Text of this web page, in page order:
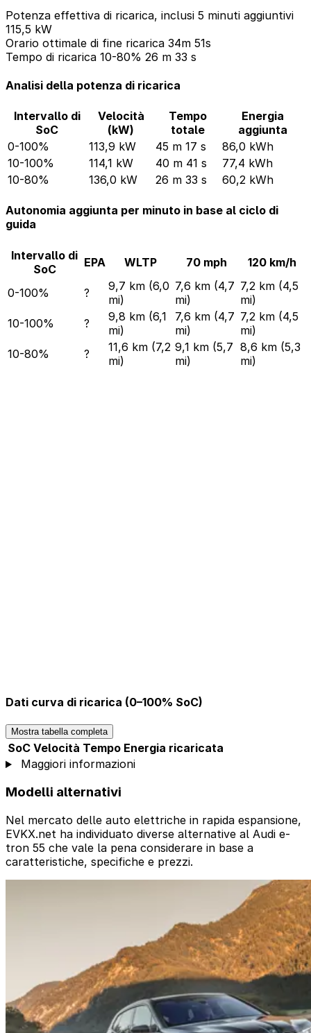
Potenza effettiva di ricarica, inclusi 5 minuti aggiuntivi
115,5 kW
Orario ottimale di fine ricarica 34m 51s
Tempo di ricarica 10-80% 26 m 33 s
Analisi della potenza di ricarica
Intervallo di
SoC
Velocità
(kW)
Tempo
totale
Energia
aggiunta
0-100%
113,9 kW 45 m 17 s
86,0 kWh
10-100%
114,1 kW 40 m 41 s
77,4 kWh
10-80%
136,0 kW 26 m 33 s 60,2 kWh
Autonomia aggiunta per minuto in base al ciclo di
guida
Intervallo di
SoC
EPA WLTP 70 mph 120 km/h
0-100% ?
9,7 km (6,0
mi)
7,6 km (4,7
mi)
7,2 km (4,5
mi)
10-100%
?
9,8 km (6,1
mi)
7,6 km (4,7
mi)
7,2 km (4,5
mi)
10-80%
?
11,6 km (7,2
mi)
9,1 km (5,7
mi)
8,6 km (5,3
mi)
Dati curva di ricarica (0–100% SoC)
Mostra tabella completa
SoC Velocità Tempo Energia ricaricata
Maggiori informazioni
Modelli alternativi
Nel mercato delle auto elettriche in rapida espansione,
EVKX.net ha individuato diverse alternative al Audi e-
tron 55 che vale la pena considerare in base a
caratteristiche, specifiche e prezzi.